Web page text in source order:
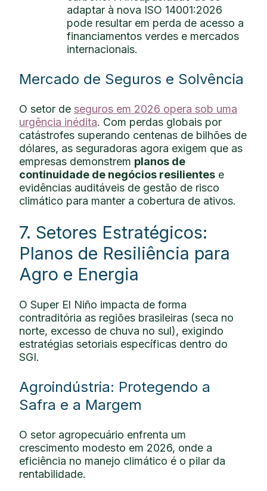
adaptar à nova ISO 14001:2026
pode resultar em perda de acesso a
financiamentos verdes e mercados
internacionais.
Mercado de Seguros e Solvência
O setor de seguros em 2026 opera sob uma
urgência inédita. Com perdas globais por
catástrofes superando centenas de bilhões de
dólares, as seguradoras agora exigem que as
empresas demonstrem planos de
continuidade de negócios resilientes e
evidências auditáveis de gestão de risco
climático para manter a cobertura de ativos.
7. Setores Estratégicos:
Planos de Resiliência para
Agro e Energia
O Super El Niño impacta de forma
contraditória as regiões brasileiras (seca no
norte, excesso de chuva no sul), exigindo
estratégias setoriais específicas dentro do
SGI.
Agroindústria: Protegendo a
Safra e a Margem
O setor agropecuário enfrenta um
crescimento modesto em 2026, onde a
eficiência no manejo climático é o pilar da
rentabilidade.